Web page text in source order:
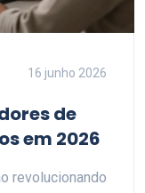
16 junho 2026
de
em 2026
revolucionando